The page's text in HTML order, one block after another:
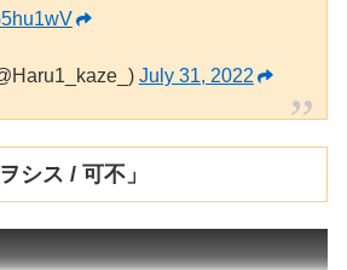
July 31, 2022
シス / 可不」